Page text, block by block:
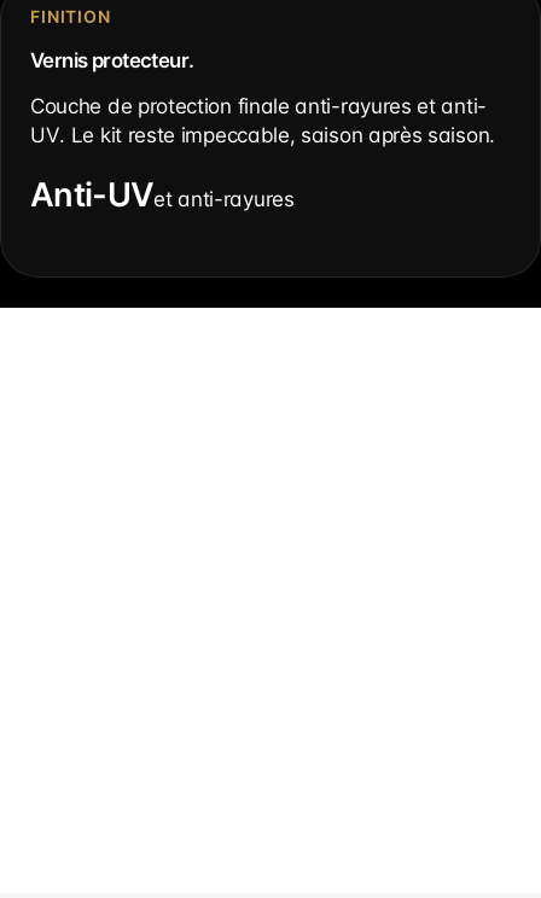
FINITION
Vernis protecteur.
Couche de protection finale anti-rayures et anti-
UV. Le kit reste impeccable, saison après saison.
Anti-UVet anti-rayures